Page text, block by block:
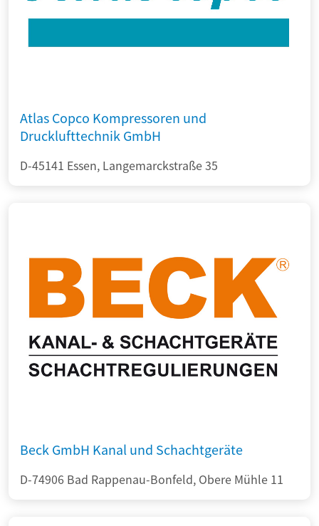
Atlas Copco Kompressoren und
Drucklufttechnik GmbH
D-45141 Essen, Langemarckstraße 35
Beck GmbH Kanal und Schachtgeräte
D-74906 Bad Rappenau-Bonfeld, Obere Mühle 11